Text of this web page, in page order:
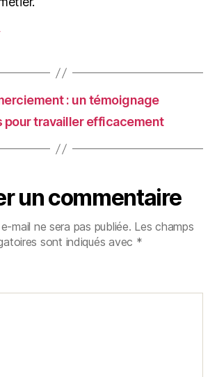
: un témoignage
pour travailler efficacement
un commentaire
mail ne sera pas publiée. Les champs
sont indiqués avec *